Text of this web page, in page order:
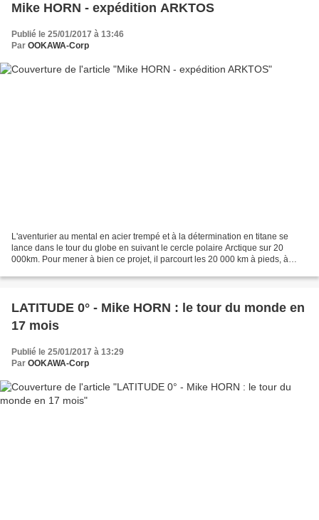
Mike HORN - expédition ARKTOS
Publié le 25/01/2017 à 13:46
Par OOKAWA-Corp
L'aventurier au mental en acier trempé et à la détermination en titane se
lance dans le tour du globe en suivant le cercle polaire Arctique sur 20
000km. Pour mener à bien ce projet, il parcourt les 20 000 km à pieds, à
LATITUDE 0° - Mike HORN : le tour du monde en
17 mois
Publié le 25/01/2017 à 13:29
Par OOKAWA-Corp